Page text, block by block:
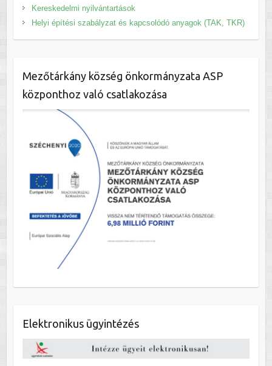
Kereskedelmi nyilvántartások
Helyi építési szabályzat és kapcsolódó anyagok (TAK, TKR)
Mezőtárkány község önkormányzata ASP
központhoz való csatlakozása
Elektronikus ügyintézés